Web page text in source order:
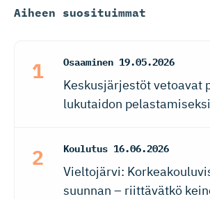
Aiheen suosituimmat
Osaaminen 19.05.2026
Keskusjärjestöt vetoavat
lukutaidon pelastamiseksi
Koulutus 16.06.2026
Vieltojärvi:
suunnan – riittävätkö